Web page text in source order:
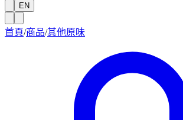
EN
首頁/商品/其他原味